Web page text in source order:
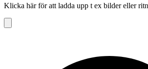
Klicka här för att ladda upp t ex bilder eller